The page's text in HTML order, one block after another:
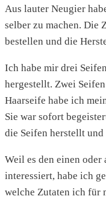
Aus lauter Neugier
selber zu machen. Die
bestellen und die
Ich habe mir drei
hergestellt. Zwei
Haarseife habe ich
Sie war sofort
die Seifen herstellt
Weil es den einen
interessiert, habe ich
welche Zutaten ich für